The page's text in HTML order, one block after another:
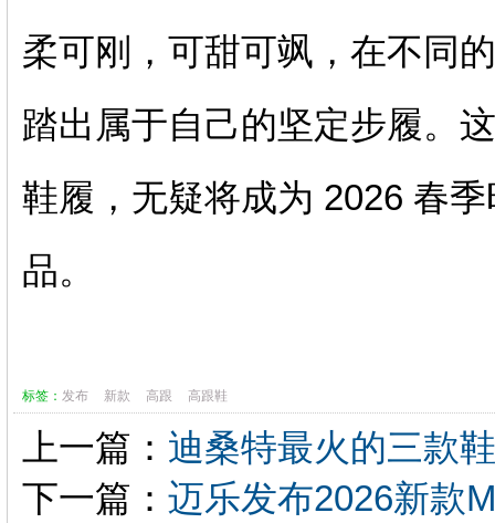
柔可刚，可甜可飒，在不同
踏出属于自己的坚定步履。
鞋履，无疑将成为 2026 春
品。
标签： 发布 新款 高跟 高跟鞋
上一篇： 迪桑特最火的三款
下一篇： 迈乐发布2026新款